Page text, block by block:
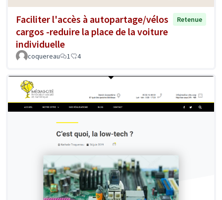
Faciliter l'accès à autopartage/vélos
cargos -reduire la place de la voiture
individuelle
Retenue
coquereau 1 4